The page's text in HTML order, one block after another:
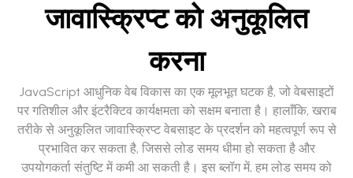
जावास्क्रिप्ट को अनुकूलित
करना
JavaScript आधुनिक वेब विकास का एक मूलभूत घटक है, जो वेबसाइटों
पर गतिशील और इंटरैक्टिव कार्यक्षमता को सक्षम बनाता है। हालाँकि, खराब
तरीके से अनुकूलित जावास्क्रिप्ट वेबसाइट के प्रदर्शन को महत्वपूर्ण रूप से
प्रभावित कर सकता है, जिससे लोड समय धीमा हो सकता है और
उपयोगकर्ता संतुष्टि में कमी आ सकती है। इस ब्लॉग में, हम लोड समय को